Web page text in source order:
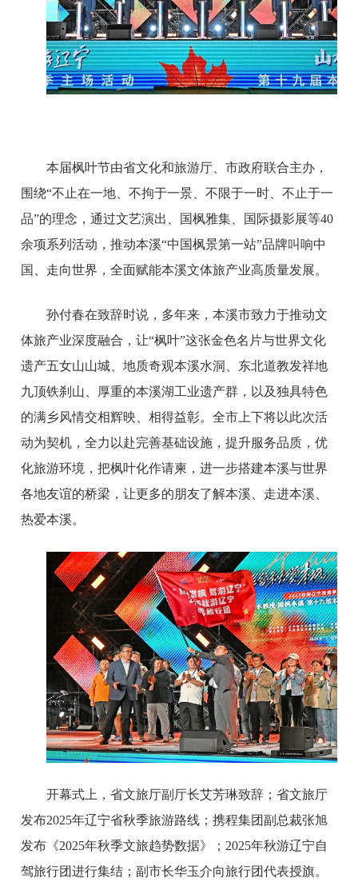
本届枫叶节由省文化和旅游厅、市政府联合主办，
围绕“不止在一地、不拘于一景、不限于一时、不止于一
品”的理念，通过文艺演出、国枫雅集、国际摄影展等40
余项系列活动，推动本溪“中国枫景第一站”品牌叫响中
国、走向世界，全面赋能本溪文体旅产业高质量发展。
孙付春在致辞时说，多年来，本溪市致力于推动文
体旅产业深度融合，让“枫叶”这张金色名片与世界文化
遗产五女山山城、地质奇观本溪水洞、东北道教发祥地
九顶铁刹山、厚重的本溪湖工业遗产群，以及独具特色
的满乡风情交相辉映、相得益彰。全市上下将以此次活
动为契机，全力以赴完善基础设施，提升服务品质，优
化旅游环境，把枫叶化作请柬，进一步搭建本溪与世界
各地友谊的桥梁，让更多的朋友了解本溪、走进本溪、
热爱本溪。
开幕式上，省文旅厅副厅长艾芳琳致辞；省文旅厅
发布2025年辽宁省秋季旅游路线；携程集团副总裁张旭
发布《2025年秋季文旅趋势数据》；2025年秋游辽宁自
驾旅行团进行集结；副市长华玉介向旅行团代表授旗。